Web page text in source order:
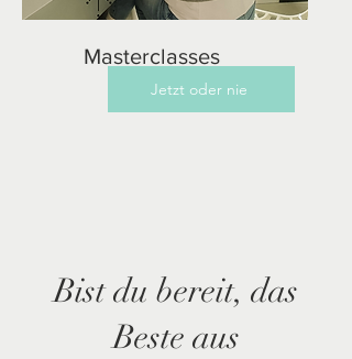
Masterclasses
Jetzt oder nie
Bist du bereit, das
Beste aus